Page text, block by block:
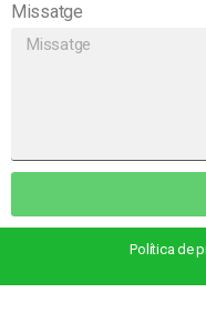
Missatge
Política de